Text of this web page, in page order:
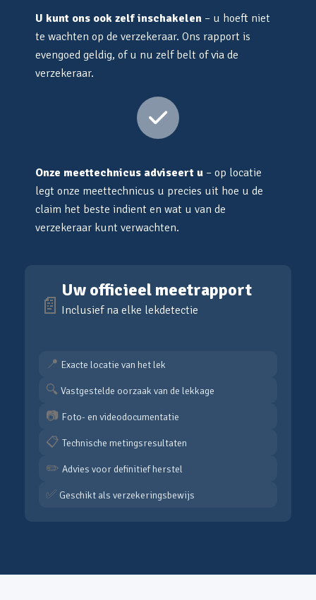
U kunt ons ook zelf inschakelen – u hoeft niet
te wachten op de verzekeraar. Ons rapport is
evengoed geldig, of u nu zelf belt of via de
verzekeraar.
Onze meettechnicus adviseert u – op locatie
legt onze meettechnicus u precies uit hoe u de
claim het beste indient en wat u van de
verzekeraar kunt verwachten.
📄
Uw officieel meetrapport
Inclusief na elke lekdetectie
📍 Exacte locatie van het lek
🔍 Vastgestelde oorzaak van de lekkage
📷 Foto- en videodocumentatie
📋 Technische metingsresultaten
✏️ Advies voor definitief herstel
✅ Geschikt als verzekeringsbewijs